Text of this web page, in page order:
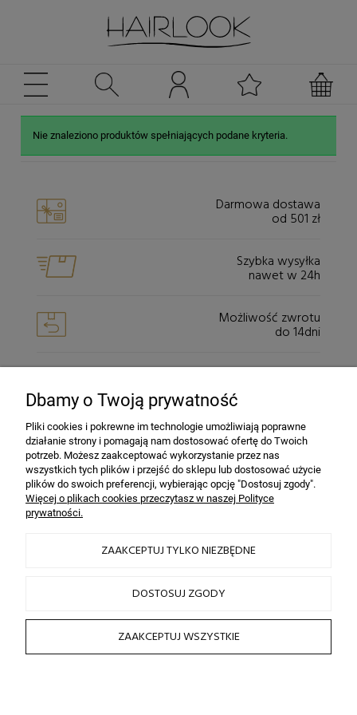
Nie znaleziono produktów spełniających podane kryteria.
Darmowa dostawa
od 501 zł
Szybka wysyłka
nawet w 24h
Możliwość zwrotu
do 14dni
dzięki szyfrowaniu SSL
INFORMACJE
OBSŁUGA KLIENTA
2026 © by sklep fryzjerski HAIRLOOK
Sklep internetowy Shoper.pl
Dbamy o Twoją prywatność
Pliki cookies i pokrewne im technologie umożliwiają poprawne
działanie strony i pomagają nam dostosować ofertę do Twoich
potrzeb. Możesz zaakceptować wykorzystanie przez nas
wszystkich tych plików i przejść do sklepu lub dostosować użycie
plików do swoich preferencji, wybierając opcję "Dostosuj zgody".
Więcej o plikach cookies przeczytasz w naszej Polityce
prywatności.
ZAAKCEPTUJ TYLKO NIEZBĘDNE
DOSTOSUJ ZGODY
ZAAKCEPTUJ WSZYSTKIE